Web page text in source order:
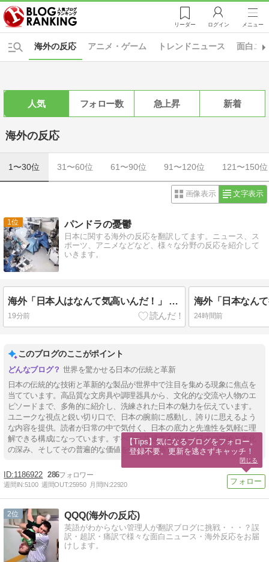
リーダー ログイン メニュー
アニメ・ゲーム トレンドニュース
海外の反応 面白ニ
人気 フォロー数 急上昇 新着
海外の反応
1〜30位 31〜60位 61〜90位 91〜120位 121〜150位
画像表示 文字表示
1 パンドラの憂鬱
日本に関する海外の反応を翻訳してます。ニュース、ス
ポーツ、アニメなどなど、様々な分野の反応を紹介して
いきます。
海外「日本人はなんて気高いんだ！」 英高級紙も驚愕した極限の中の日本人の姿に世界が衝撃
19分前 24時間前
このブログのここがポイント
世界を驚かせる日本の伝統と革新
日本の伝統的な技術と革新的な製品が世界中で注目を集める現象に焦点を
当てています。高品質な文房具や調理器具から、文化的な交流や人物のエ
ピソードまで、多角的に紹介し、洗練された日本の魅力を伝えています。
ユニークな視点と鋭い切り口で、日本の腕前に感動し、誇りに思えるよう
な内容を提供。読者が日常の中で気付く、日本の底力と先進性を気軽に理
解できる構成になっています。すべてに共通するのは、日本の技術と文化
の深み、そしてその普遍的な価値を伝える情熱です。
1186922 286
週間IN:5100 週間OUT:25950 月間IN:22920
2 QQQ(海外の反応)
英語がわからない管理人が翻訳ブログに挑戦・・・？誤
訳・超訳・痛訳で様々な面白ニュース・海外反応をお届
けします。
【Tips】気になるブログをフォロー。
登録不要。更新を逃さずキャッチ！
閉じる